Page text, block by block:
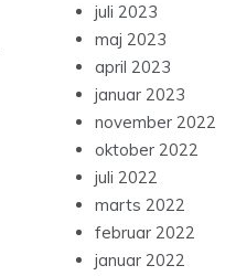
juli 2023
maj 2023
april 2023
januar 2023
november 2022
oktober 2022
juli 2022
marts 2022
februar 2022
januar 2022